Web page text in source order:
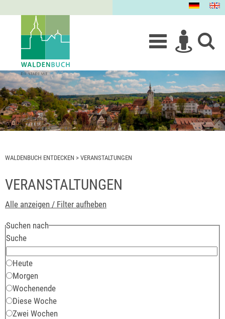
WALDENBUCH ENTDECKEN > VERANSTALTUNGEN
VERANSTALTUNGEN
Alle anzeigen / Filter aufheben
Suchen nach
Suche
Heute
Morgen
Wochenende
Diese Woche
Zwei Wochen